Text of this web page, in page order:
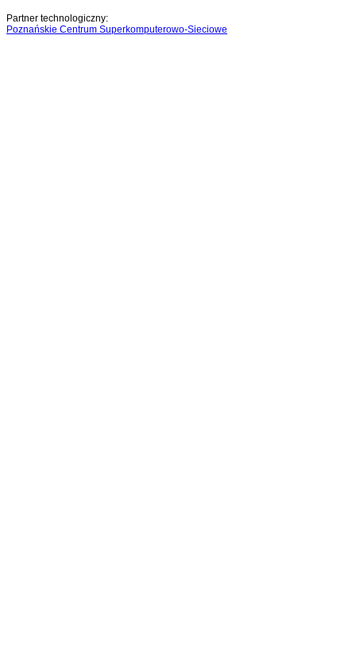
Partner technologiczny:
Poznańskie Centrum Superkomputerowo-Sieciowe